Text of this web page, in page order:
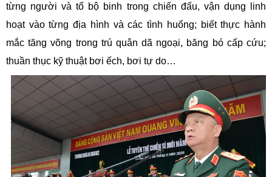
từng người và tổ bộ binh trong chiến đấu, vận dụng linh
hoạt vào từng địa hình và các tình huống; biết thực hành
mắc tăng võng trong trú quân dã ngoại, băng bó cấp cứu;
thuần thục kỹ thuật bơi ếch, bơi tự do…